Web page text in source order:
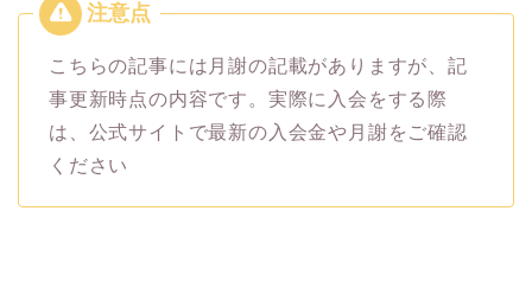
こちらの記事には月謝の記載がありますが、記
事更新時点の内容です。実際に入会をする際
は、公式サイトで最新の入会金や月謝をご確認
ください